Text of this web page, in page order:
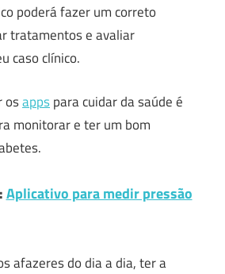
poderá fazer um correto
tratamentos e avaliar
caso clínico.
osappspara cuidar da saúde é
monitorar e ter um bom
Aplicativo para medir pressão
afazeres do dia a dia, ter a